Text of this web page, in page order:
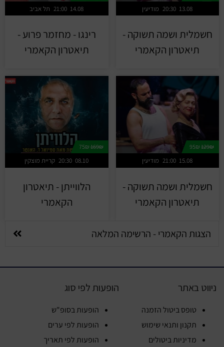
מודיעין 20:30 13.08
חשמלית ושמה תשוקה -
תיאטרון הקאמרי
תל אביב 21:00 14.08
רינגו - מחזמר פרוע -
תיאטרון הקאמרי
129₪
מודיעין 21:00 15.08
חשמלית ושמה תשוקה -
תיאטרון הקאמרי
169₪
75₪
קריית מוצקין 20:30 08.10
הלווייתן - תיאטרון
הקאמרי
הצגות הקאמרי - הרשימה המלאה
ניווט באתר
טופס ביטול הזמנה
תקנון ותנאי שימוש
מדיניות ביטולים
הופעות לפי סוג
הופעות בסופ"ש
הופעות לפי ערים
הופעות לפי תאריך